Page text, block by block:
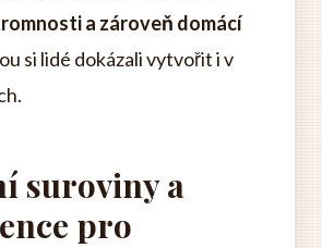
a zároveň domácí
si lidé dokázali vytvořit i v
suroviny a
pro